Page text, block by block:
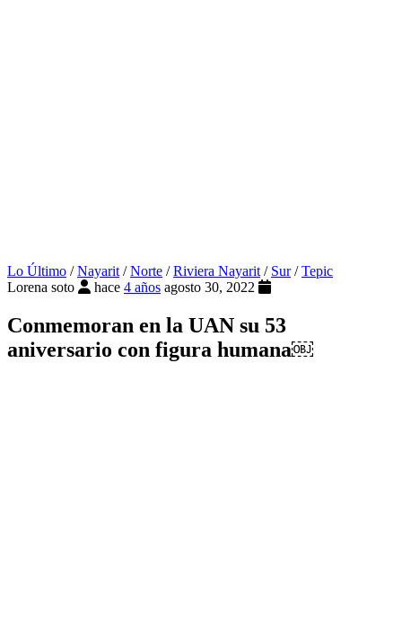
Lo Último /Nayarit/Norte /Riviera Nayarit/ Sur/Tepic
Lorena soto
hace 4 años agosto 30, 2022
Conmemoran en la UAN su 53
aniversario con figura humana￼